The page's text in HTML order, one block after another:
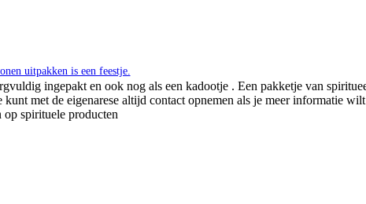
uitpakken is een feestje.
ingepakt en ook nog als een kadootje . Een pakketje van
kunt met de eigenarese altijd contact opnemen als je meer informatie
spirituele producten